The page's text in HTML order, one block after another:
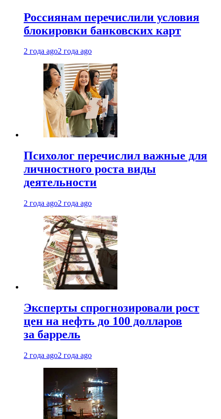
Россиянам перечислили условия
блокировки банковских карт
2 года ago2 года ago
Психолог перечислил важные для
личностного роста виды
деятельности
2 года ago2 года ago
Эксперты спрогнозировали рост
цен на нефть до 100 долларов
за баррель
2 года ago2 года ago